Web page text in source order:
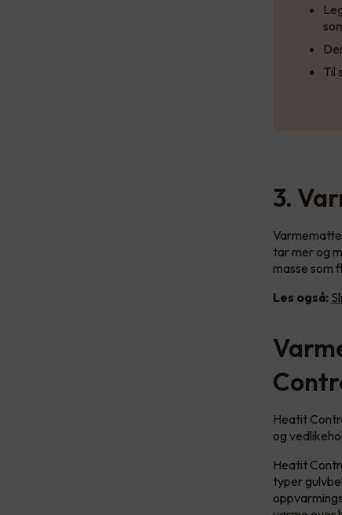
Til
3.
tar mer og
masse som
Les også:
Heatit
og
Heatit
typer